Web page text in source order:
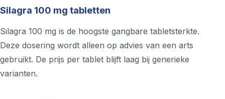
Silagra 100 mg tabletten
Silagra 100 mg is de hoogste gangbare tabletsterkte.
Deze dosering wordt alleen op advies van een arts
gebruikt. De prijs per tablet blijft laag bij generieke
varianten.